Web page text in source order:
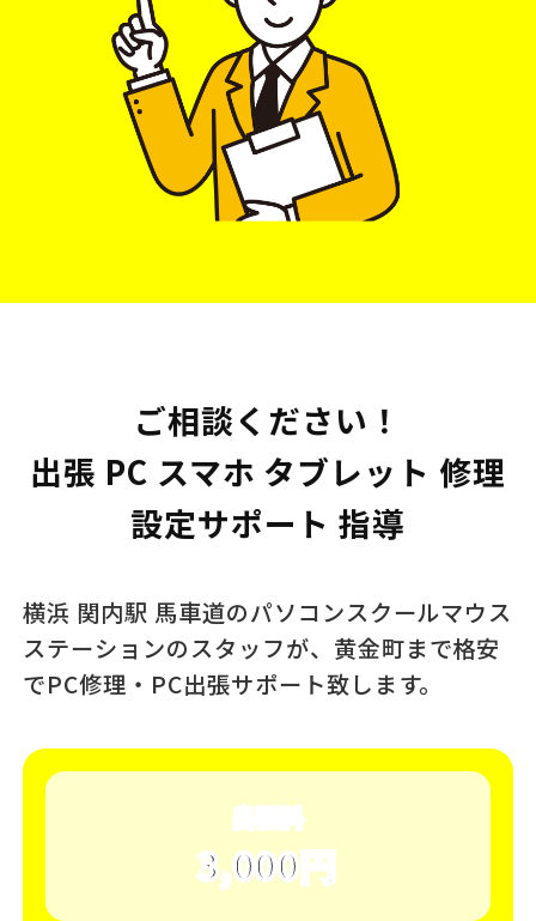
ご相談ください！
出張 PC スマホ タブレット 修理
設定サポート 指導
横浜 関内駅 馬車道のパソコンスクールマウス
ステーションのスタッフが、 黄金町まで格安
でPC修理・PC出張サポート致します。
出張料
3,000円